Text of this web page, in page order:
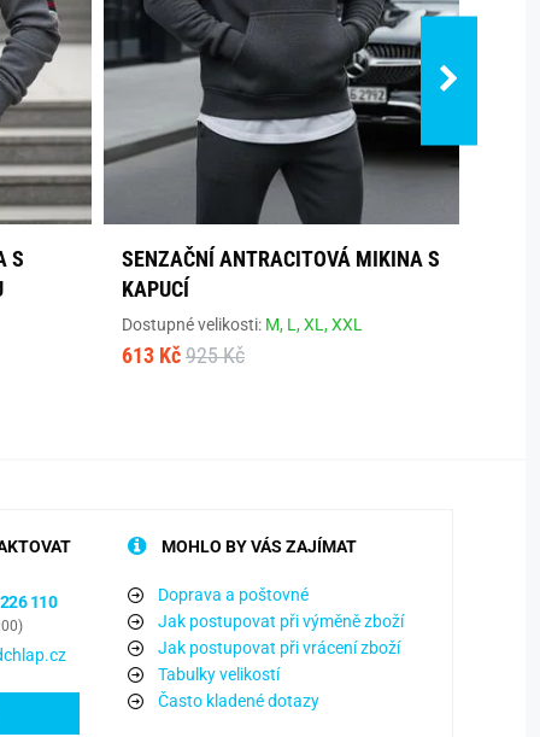
S
SENZAČNÍ ANTRACITOVÁ MIKINA S
KAPUCÍ
Dostupné velikosti: M, L,XL,XXL
613 Kč 925 Kč
110
MOHLO BY VÁS ZAJÍMAT
Doprava a poštovné
Jak postupovat při výměně zboží
Jak postupovat při vrácení zboží
Tabulky velikostí
Často kladené dotazy